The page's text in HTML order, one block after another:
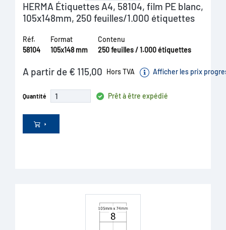
HERMA Étiquettes A4, 58104, film PE blanc,
105x148mm, 250 feuilles/1.000 étiquettes
Réf.
58104
Format
105x148 mm
Contenu
250 feuilles / 1.000 étiquettes
A partir de € 115,00 Hors TVA Afficher les prix
Quantité Prêt à être expédié